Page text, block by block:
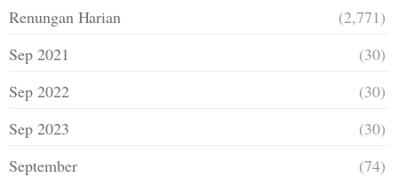
Renungan Harian
(2,771)
Sep 2021
(30)
Sep 2022
(30)
Sep 2023
(30)
September
(74)